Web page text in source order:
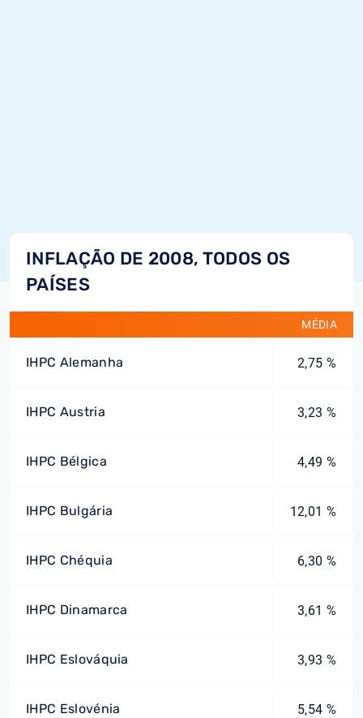
INFLAÇÃO DE 2008, TODOS OS
PAÍSES
MÉDIA
IHPC Alemanha 2,75 %
IHPC Austria 3,23 %
IHPC Bélgica 4,49 %
IHPC Bulgária 12,01 %
IHPC Chéquia 6,30 %
IHPC Dinamarca 3,61 %
IHPC Eslováquia 3,93 %
IHPC Eslovénia 5,54 %